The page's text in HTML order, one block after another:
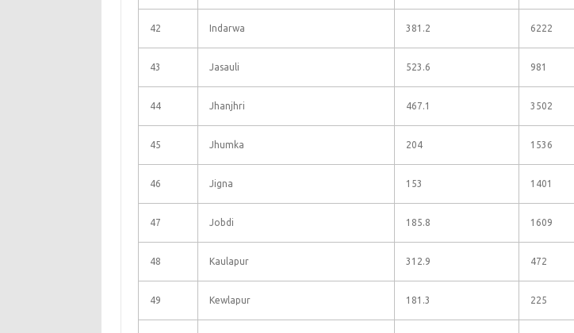
42 Indarwa 381.2 6222
43 Jasauli 523.6 981
44 Jhanjhri 467.1 3502
45 Jhumka 204 1536
46 Jigna 153 1401
47 Jobdi 185.8 1609
48 Kaulapur 312.9 472
49 Kewlapur 181.3 225